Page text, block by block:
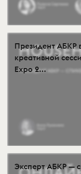
Президент АБКР
креативной
Expo 2...
Эксперт АБКР —